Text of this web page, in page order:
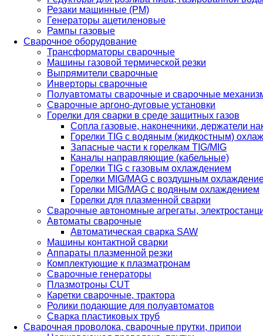
Резаки машинные (РМ)
Генераторы ацетиленовые
Рампы газовые
Сварочное оборудование
Трансформаторы сварочные
Машины газовой термической резки
Выпрямители сварочные
Инверторы сварочные
Полуавтоматы сварочные и сварочные
Сварочные аргоно-дуговые установки
Горелки для сварки в среде защитных газов
Сопла газовые, наконечники, держатели
Горелки TIG с водяным (жидкостным)
Запасные части к горелкам TIG/MIG
Каналы направляющие (кабельные)
Горелки TIG с газовым охлаждением
Горелки MIG/MAG с воздушным
Горелки MIG/MAG с водяным охлаждением
Горелки для плазменной сварки
Сварочные автономные агрегаты,
Автоматы сварочные
Автоматическая сварка SAW
Машины контактной сварки
Аппараты плазменной резки
Комплектующие к плазматронам
Сварочные генераторы
Плазмотроны CUT
Каретки сварочные, трактора
Ролики подающие для полуавтоматов
Сварка пластиковых труб
Сварочная проволока, сварочные прутки, припои